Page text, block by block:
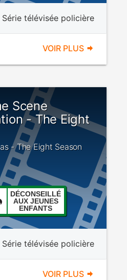
Série télévisée policière
VOIR PLUS
Scene
- The Eight
- The Eight Season
DÉCONSEILLÉ
AUX JEUNES
ENFANTS
Série télévisée policière
VOIR PLUS